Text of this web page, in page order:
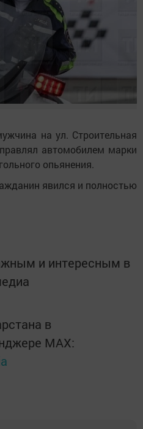
на ул. Строительная
автомобилем марки
опьянения.
явился и полностью
и интересным в
в
MАХ: